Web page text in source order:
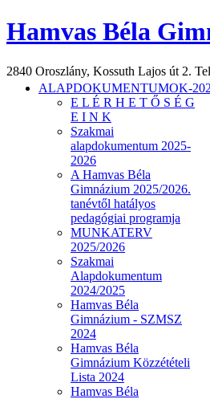
Hamvas Béla
2840 Oroszlány, Kossuth Lajos út 2.
ALAPDOKUMENTUMOK-
E L É R H E T Ő S É G
E I N K
Szakmai
alapdokumentum 2025-
2026
A Hamvas Béla
Gimnázium 2025/2026.
tanévtől hatályos
pedagógiai programja
MUNKATERV
2025/2026
Szakmai
Alapdokumentum
2024/2025
Hamvas Béla
Gimnázium - SZMSZ
2024
Hamvas Béla
Gimnázium Közzétételi
Lista 2024
Hamvas Béla